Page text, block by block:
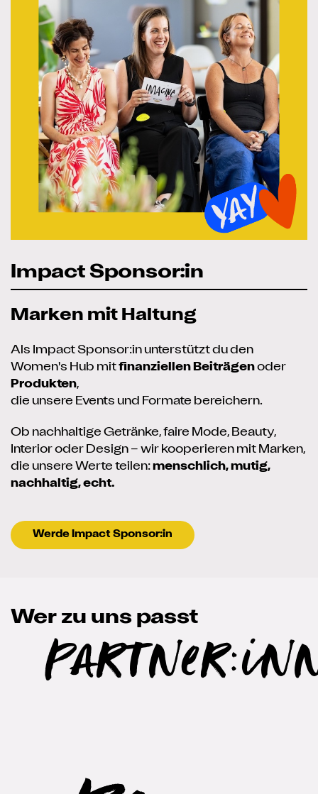
Impact Sponsor:in
Marken mit Haltung
Als Impact Sponsor:in unterstützt du den
Women's Hub mit finanziellen Beiträgen oder
Produkten,
die unsere Events und Formate bereichern.
Ob nachhaltige Getränke, faire Mode, Beauty,
Interior oder Design – wir kooperieren mit Marken,
die unsere Werte teilen: menschlich, mutig,
nachhaltig, echt.
Werde Impact Sponsor:in
Wer zu uns passt